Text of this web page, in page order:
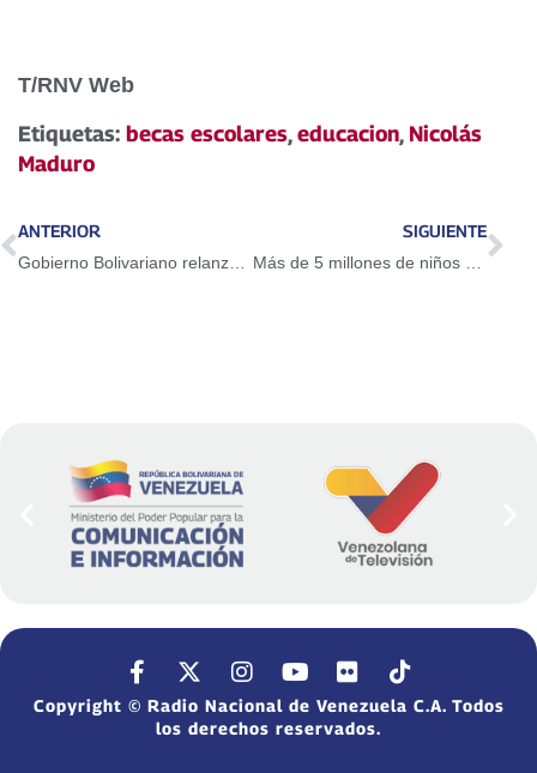
T/RNV Web
Etiquetas: becas escolares,educacion, Nicolás
Maduro
ANTERIOR
Gobierno Bolivariano relanzará programa de entrega del computador Canaima Educativo
SIGUIENTE
Más de 5 millones de niños participaron en Plan Vacacional Comunitario
Copyright © Radio Nacional de Venezuela C.A. Todos
los derechos reservados.